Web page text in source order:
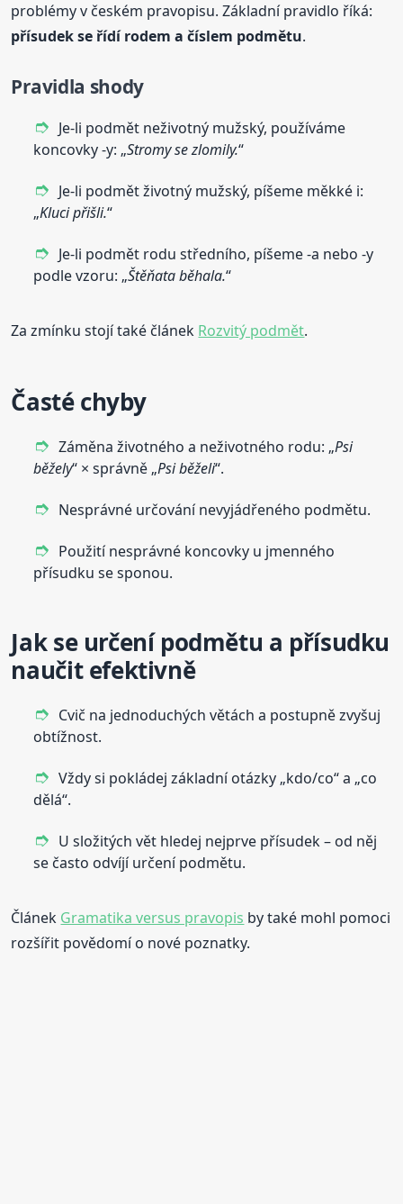
problémy v českém pravopisu. Základní pravidlo říká:
přísudek se řídí rodem a číslem podmětu.
Pravidla shody
Je-li podmět neživotný mužský, používáme
koncovky -y: „Stromy se zlomily.“
Je-li podmět životný mužský, píšeme měkké i:
„Kluci přišli.“
Je-li podmět rodu středního, píšeme -a nebo -y
podle vzoru: „Štěňata běhala.“
Za zmínku stojí také článek Rozvitý podmět.
Časté chyby
Záměna životného a neživotného rodu: „Psi
běžely“ × správně „Psi běželi“.
Nesprávné určování nevyjádřeného podmětu.
Použití nesprávné koncovky u jmenného
přísudku se sponou.
Jak se určení podmětu a přísudku
naučit efektivně
Cvič na jednoduchých větách a postupně zvyšuj
obtížnost.
Vždy si pokládej základní otázky „kdo/co“ a „co
dělá“.
U složitých vět hledej nejprve přísudek – od něj
se často odvíjí určení podmětu.
Článek Gramatika versus pravopis by také mohl pomoci
rozšířit povědomí o nové poznatky.